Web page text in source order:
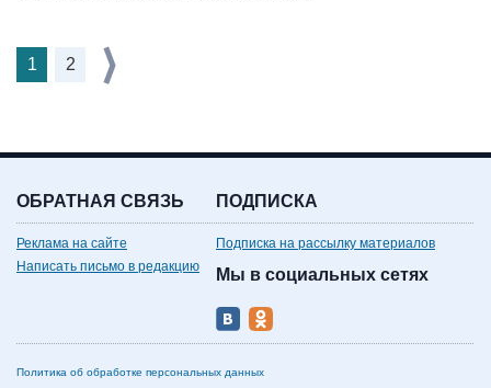
1 2
ОБРАТНАЯ СВЯЗЬ
Реклама на сайте
Написать письмо в редакцию
ПОДПИСКА
Подписка на рассылку материалов
Мы в социальных сетях
Политика об обработке персональных данных